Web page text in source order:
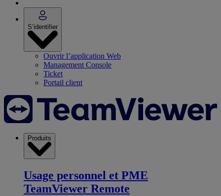
S’identifier
Ouvrir l’application Web
Management Console
Ticket
Portail client
Produits
Usage personnel et PME
TeamViewer Remote